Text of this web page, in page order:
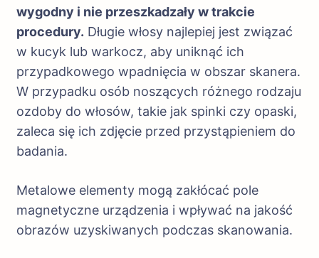
wygodny i nie przeszkadzały w trakcie
procedury. Długie włosy najlepiej jest związać
w kucyk lub warkocz, aby uniknąć ich
przypadkowego wpadnięcia w obszar skanera.
W przypadku osób noszących różnego rodzaju
ozdoby do włosów, takie jak spinki czy opaski,
zaleca się ich zdjęcie przed przystąpieniem do
badania.
Metalowe elementy mogą zakłócać pole
magnetyczne urządzenia i wpływać na jakość
obrazów uzyskiwanych podczas skanowania.